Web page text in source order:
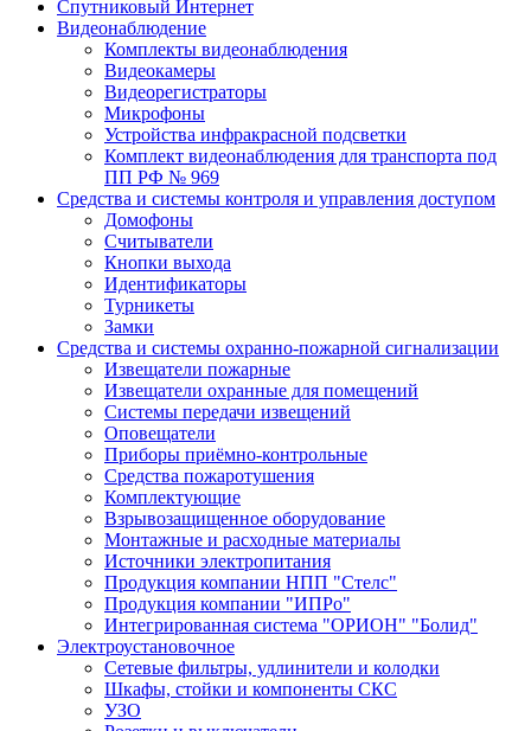
Спутниковый Интернет
Видеонаблюдение
Комплекты видеонаблюдения
Видеокамеры
Видеорегистраторы
Микрофоны
Устройства инфракрасной подсветки
Комплект видеонаблюдения для транспорта под
ПП РФ № 969
Средства и системы контроля и управления доступом
Домофоны
Считыватели
Кнопки выхода
Идентификаторы
Турникеты
Замки
Средства и системы охранно-пожарной сигнализации
Извещатели пожарные
Извещатели охранные для помещений
Системы передачи извещений
Оповещатели
Приборы приёмно-контрольные
Средства пожаротушения
Комплектующие
Взрывозащищенное оборудование
Монтажные и расходные материалы
Источники электропитания
Продукция компании НПП "Стелс"
Продукция компании "ИПРо"
Интегрированная система "ОРИОН" "Болид"
Электроустановочное
Сетевые фильтры, удлинители и колодки
Шкафы, стойки и компоненты СКС
УЗО